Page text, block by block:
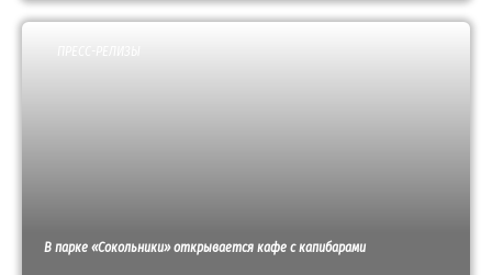
В парке «Сокольники» открывается кафе с капибарами